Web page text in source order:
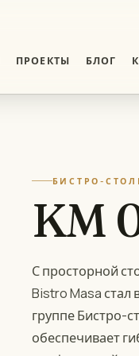
ПРОЕКТЫ БЛОГ
БИСТРО-
KM
С просторной
Bistro Masa
группе Бистро-
обеспечивает